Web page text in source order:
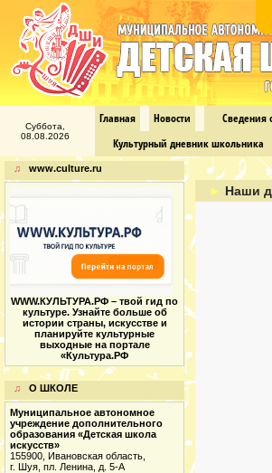
Суббота,
08.08.2026
Главная Новости
Сведения
Культурный дневник школьника
♫ www.culture.ru
WWW.КУЛЬТУРА.РФ – твой гид по
культуре. Узнайте больше об
истории страны, искусстве и
планируйте культурные
выходные на портале
«Культура.РФ
♫ О ШКОЛЕ
Муниципальное автономное
учреждение дополнительного
образования «Детская школа
искусств»
155900, Ивановская область,
г. Шуя, пл. Ленина, д. 5-А
► Наши